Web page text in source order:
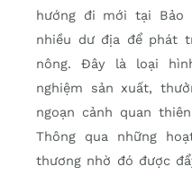
hướng đi mới tại
nhiều dư địa để phát
nông. Đây là loại
nghiệm sản xuất,
ngoạn cảnh quan
Thông qua những
thương nhờ đó được